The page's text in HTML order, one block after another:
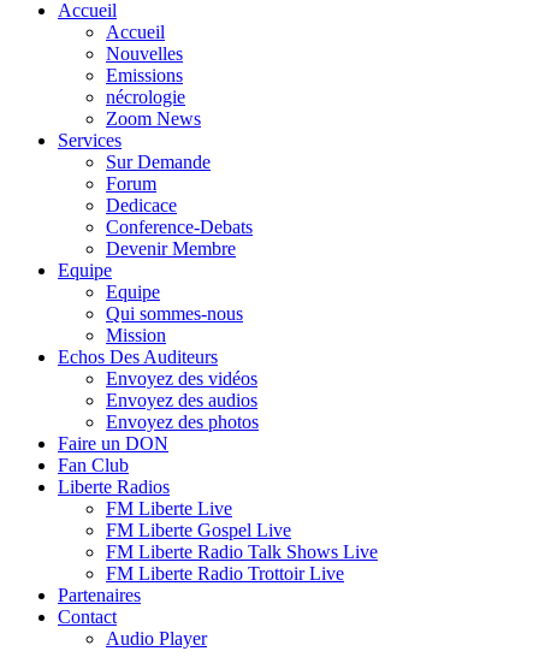
Accueil
Accueil
Nouvelles
Emissions
nécrologie
Zoom News
Services
Sur Demande
Forum
Dedicace
Conference-Debats
Devenir Membre
Equipe
Equipe
Qui sommes-nous
Mission
Echos Des Auditeurs
Envoyez des vidéos
Envoyez des audios
Envoyez des photos
Faire un DON
Fan Club
Liberte Radios
FM Liberte Live
FM Liberte Gospel Live
FM Liberte Radio Talk Shows Live
FM Liberte Radio Trottoir Live
Partenaires
Contact
Audio Player